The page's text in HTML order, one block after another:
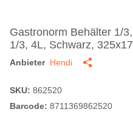
Gastronorm Behälter 1/
1/3, 4L, Schwarz,
Anbieter Hendi
SKU: 862520
Barcode: 8711369862520